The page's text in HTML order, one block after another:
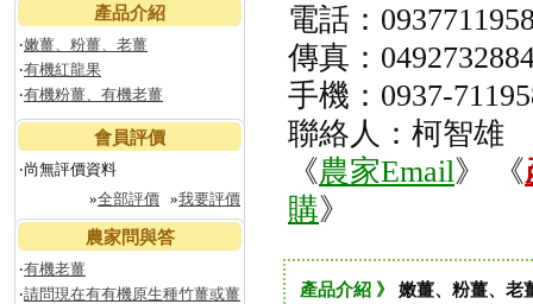
產品介紹
‧嫩薑、粉薑、老薑
‧有機紅龍果
‧有機粉薑、有機老薑
會員評價
‧尚無評價資料
»全部評價 »我要評價
農家問與答
‧有機老薑
‧請問現在有有機原生種竹薑或薑
電話：
傳真：
手機：0937-
聯絡人：柯智雄
《農家Email》 《
購》
產品介紹 》 嫩薑、粉薑、老